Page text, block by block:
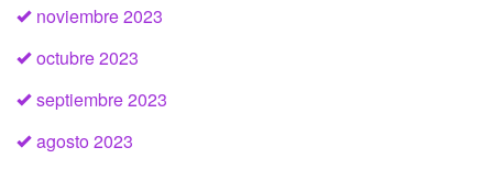
noviembre 2023
octubre 2023
septiembre 2023
agosto 2023